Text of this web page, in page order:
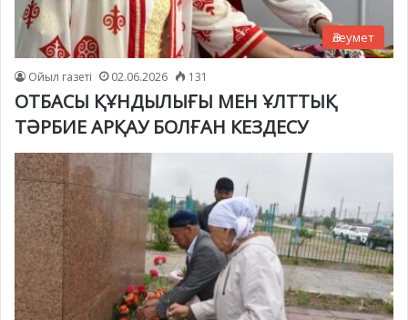
Әлеумет
Ойыл газеті 02.06.2026 131
ОТБАСЫ ҚҰНДЫЛЫҒЫ МЕН ҰЛТТЫҚ
ТӘРБИЕ АРҚАУ БОЛҒАН КЕЗДЕСУ